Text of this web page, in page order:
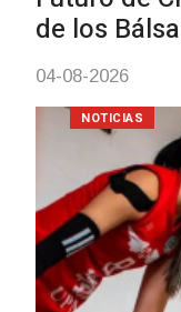
NOTICIAS